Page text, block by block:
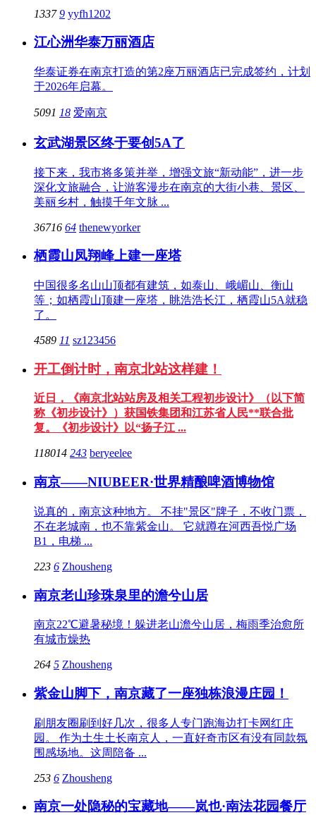
13379 yyfh1202
江心洲华泰万丽酒店
华泰证券在南京打造的第2座万丽酒店已完成签约，计划
于2026年启幕。
5091 18 爱南京
玄武湖景区终于要创5A了
接下来，我市将多策并举，增强文旅“新动能”，进一步
深化文旅融合，让游客漫步在南京的大街小巷、景区、
美丽乡村，触摸千年文脉 ...
36716 64 thenewyorker
栖霞山凤翔峰上建一座塔
中国很多名山山顶都有建筑，如泰山、峨嵋山、衡山
等；如栖霞山顶建一座塔，眺浩浩长江，栖霞山5A就稳
了。
4589 11 sz123456
开工倒计时，南京北站这样建！
近日，《南京北站站房及相关工程初步设计》（以下简
称《初步设计》）获国铁集团和江苏省人民**联合批
复。《初步设计》以“扬子江 ...
118014 243 beryeelee
南京——NIUBEER·世界精酿啤酒博物馆
说真的，南京这种地方。 不挂"景区"牌子，不收门票，
不在老城南，也不靠紫金山。 它就蹲在河西吾悦广场
B1，电梯 ...
223 6 Zhousheng
南京老山珍珠泉里的澹兮山居
南京22℃避暑秘境！躲进老山澹兮山居，梅雨季治愈所
有城市燥热
264 5 Zhousheng
紫金山脚下，南京藏了一座独栋浪漫庄园！
刷朋友圈刷到好几次，很多人专门跑海边打卡网红庄
园。 作为土生土长南京人，一直好奇市区有没有同款氛
围感场地。这周陪备 ...
253 6 Zhousheng
南京一处隐秘的宝藏地——岚也·南法花园餐厅